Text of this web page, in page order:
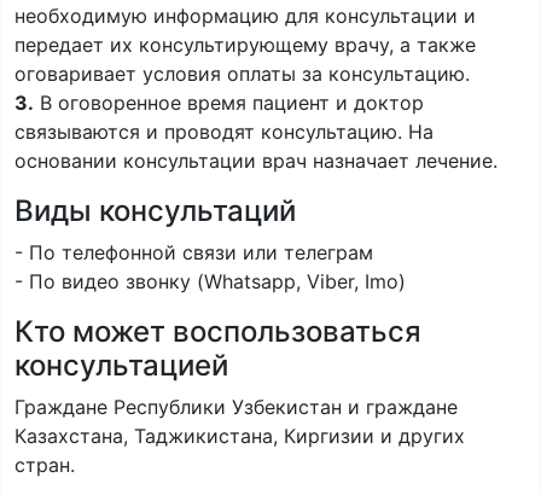
необходимую информацию для консультации и
передает их консультирующему врачу, а также
оговаривает условия оплаты за консультацию.
3. В оговоренное время пациент и доктор
связываются и проводят консультацию. На
основании консультации врач назначает лечение.
Виды консультаций
- По телефонной связи или телеграм
- По видео звонку (Whatsapp, Viber, Imo)
Кто может воспользоваться
консультацией
Граждане Республики Узбекистан и граждане
Казахстана, Таджикистана, Киргизии и других
стран.